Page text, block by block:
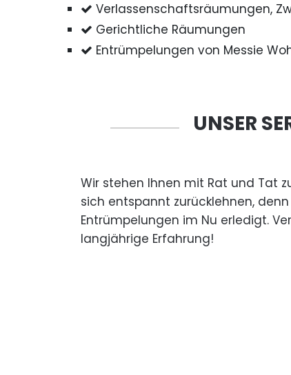
Verlassenschaftsräumungen,
Gerichtliche Räumungen
Entrümpelungen von Messie
UNSER
Wir stehen Ihnen mit Rat und Tat
sich entspannt zurücklehnen,
Entrümpelungen im Nu erledigt.
langjährige Erfahrung!